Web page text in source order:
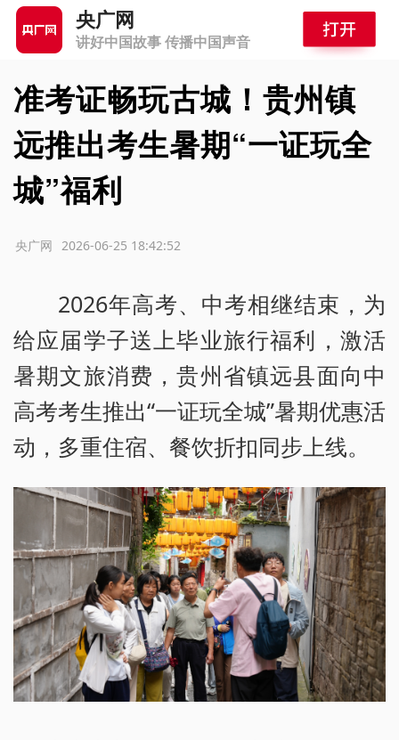
央广网
讲好中国故事 传播中国声音
准考证畅玩古城！贵州镇
远推出考生暑期“一证玩全
城”福利
2026-06-25 18:42:52
央广网
2026年高考、中考相继结束，为
给应届学子送上毕业旅行福利，激活
暑期文旅消费，贵州省镇远县面向中
高考考生推出“一证玩全城”暑期优惠活
动，多重住宿、餐饮折扣同步上线。